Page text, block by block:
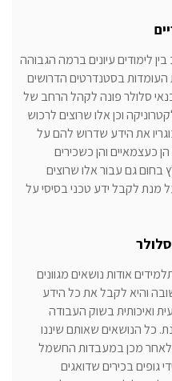
לימודים עיונים ברמה הגבוהה
העומדות בסטנדרטים הדרושים
סלולר פונה לקהל הרחב של
וכן אלו שרוצים לרכוש
את הידע שדרוש להם על
כעצמאיים והן כשכירים
בחום גם עבור אלו שרוצים
מנת לקבל ידע טכני בסיסי על
אודות נושאים מגוונים
והיא לקבל את כל הידע
ואיכותית בשוק העבודה
כל הנושאים שאותם שיננו
לאחר מכן במעבדות החשמל
גופים בכירים שדואגים